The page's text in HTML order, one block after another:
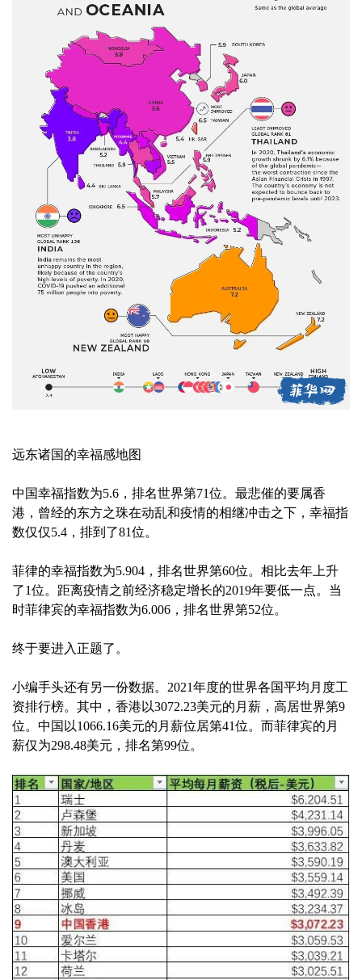
远东诸国的幸福感地图
中国幸福指数为5.6，排名世界第71位。最悲催的要属香
港，曾经的东方之珠在动乱和疫情的相继冲击之下，幸福指
数仅仅5.4，排到了81位。
菲律的幸福指数为5.904，排名世界第60位。相比去年上升
了1位。距离疫情之前经济稳定增长的2019年要低一点。当
时菲律宾的幸福指数为6.006，排名世界第52位。
终于要进入正题了。
小编手头还有另一份数据。2021年度的世界各国平均月度工
资排行榜。其中，香港以3072.23美元的月薪，高居世界第9
位。中国以1066.16美元的月薪位居第41位。而菲律宾的月
薪仅为298.48美元，排名第99位。